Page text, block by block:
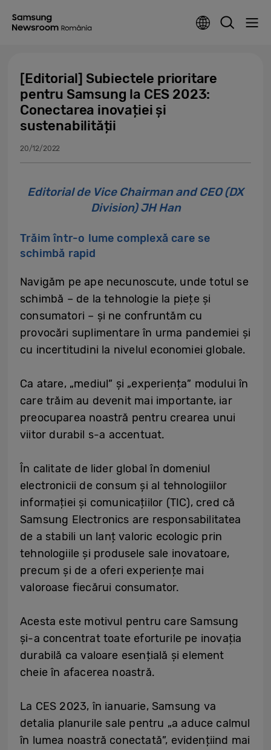
[Editorial] Subiectele prioritare
pentru Samsung la CES 2023:
Conectarea inovației și
sustenabilității
20/12/2022
Editorial de Vice Chairman and CEO (DX
Division) JH Han
Trăim într-o lume complexă care se
schimbă rapid
Navigăm pe ape necunoscute, unde totul se
schimbă – de la tehnologie la piețe și
consumatori – și ne confruntăm cu
provocări suplimentare în urma pandemiei și
cu incertitudini la nivelul economiei globale.
Ca atare, „mediul” și „experiența” modului în
care trăim au devenit mai importante, iar
preocuparea noastră pentru crearea unui
viitor durabil s-a accentuat.
În calitate de lider global în domeniul
electronicii de consum și al tehnologiilor
informației și comunicațiilor (TIC), cred că
Samsung Electronics are responsabilitatea
de a stabili un lanț valoric ecologic prin
tehnologiile și produsele sale inovatoare,
precum și de a oferi experiențe mai
valoroase fiecărui consumator.
Acesta este motivul pentru care Samsung
și-a concentrat toate eforturile pe inovația
durabilă ca valoare esențială și element
cheie în afacerea noastră.
La CES 2023, în ianuarie, Samsung va
detalia planurile sale pentru „a aduce calmul
în lumea noastră conectată”, evidențiind mai